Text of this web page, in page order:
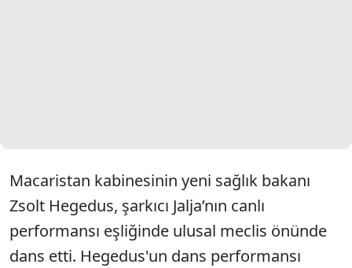
Macaristan kabinesinin yeni sağlık bakanı
Zsolt Hegedus, şarkıcı Jalja’nın canlı
performansı eşliğinde ulusal meclis önünde
dans etti. Hegedus'un dans performansı